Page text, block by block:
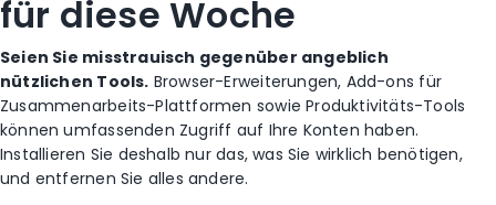
für diese Woche
Seien Sie misstrauisch gegenüber angeblich
nützlichen Tools. Browser-Erweiterungen, Add-ons für
Zusammenarbeits-Plattformen sowie Produktivitäts-Tools
können umfassenden Zugriff auf Ihre Konten haben.
Installieren Sie deshalb nur das, was Sie wirklich benötigen,
und entfernen Sie alles andere.